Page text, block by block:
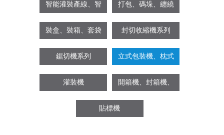
智能灌裝產線、智
能后包裝產線
打包、碼垛、纏繞
機系列
裝盒、裝箱、套袋
機系列
封切收縮機系列
鋸切機系列 立式包裝機、枕式
包裝機系列
灌裝機
開箱機、封箱機、
角邊封箱機
貼標機